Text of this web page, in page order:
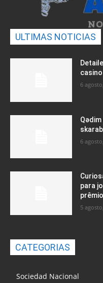
ULTIMAS NOTICIAS
6
6
para
5
CATEGORIAS
Sociedad Nacional